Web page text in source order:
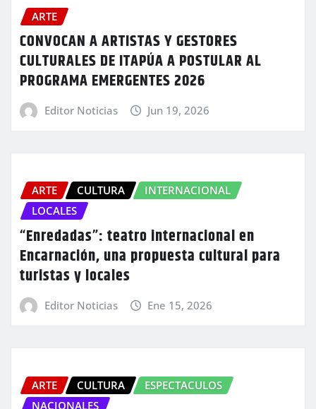
ARTE
CONVOCAN A ARTISTAS Y GESTORES
CULTURALES DE ITAPÚA A POSTULAR AL
PROGRAMA EMERGENTES 2026
Editor Noticias Jun 19, 2026
ARTE CULTURA
INTERNACIONAL
LOCALES
“Enredadas”: teatro internacional en
Encarnación, una propuesta cultural para
turistas y locales
Editor Noticias Ene 15, 2026
ARTE CULTURA
ESPECTACULOS
NACIONALES